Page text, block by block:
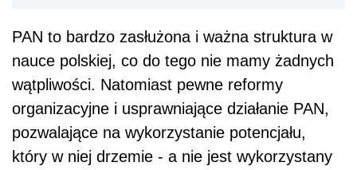
PAN to bardzo zasłużona i ważna struktura w
nauce polskiej, co do tego nie mamy żadnych
wątpliwości. Natomiast pewne reformy
organizacyjne i usprawniające działanie PAN,
pozwalające na wykorzystanie potencjału,
który w niej drzemie - a nie jest wykorzystany